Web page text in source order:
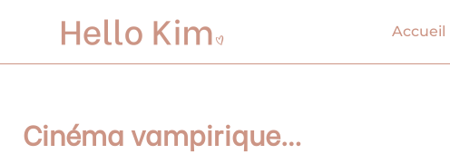
Accueil
Cinéma vampirique…